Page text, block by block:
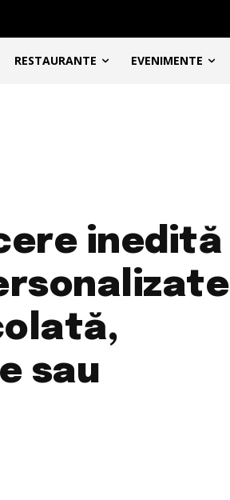
RESTAURANTE EVENIMENTE
inedită
sau